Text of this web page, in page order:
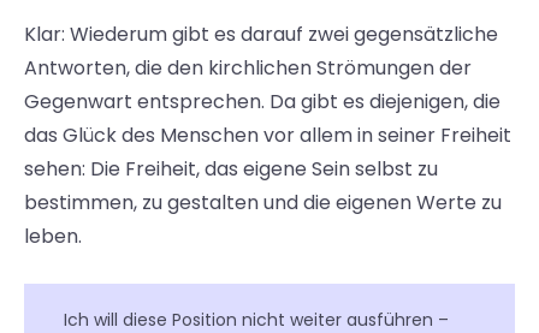
Klar: Wiederum gibt es darauf zwei gegensätzliche
Antworten, die den kirchlichen Strömungen der
Gegenwart entsprechen. Da gibt es diejenigen, die
das Glück des Menschen vor allem in seiner Freiheit
sehen: Die Freiheit, das eigene Sein selbst zu
bestimmen, zu gestalten und die eigenen Werte zu
leben.
Ich will diese Position nicht weiter ausführen –